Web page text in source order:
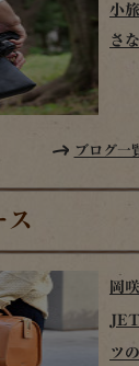
小
さ
ブログ一
ス
岡
ツ